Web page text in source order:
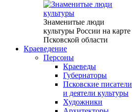
Знаменитые люди
культуры России на карте
Псковской области
Краеведение
Персоны
Краеведы
Губернаторы
Псковские писатели
и деятели культуры
Художники